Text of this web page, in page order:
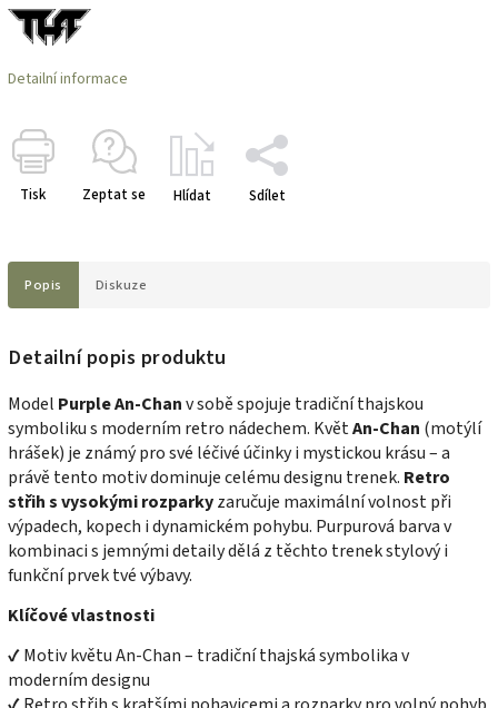
Detailní informace
Tisk Zeptat se Hlídat Sdílet
Popis Diskuze
Detailní popis produktu
Model Purple An-Chanv sobě spojuje tradiční thajskou
symboliku s moderním retro nádechem. KvětAn-Chan (motýlí
hrášek) je známý pro své léčivé účinky i mystickou krásu – a
právě tento motiv dominuje celému designu trenek. Retro
střih s vysokými rozparkyzaručuje maximální volnost při
výpadech, kopech i dynamickém pohybu. Purpurová barva v
kombinaci s jemnými detaily dělá z těchto trenek stylový i
funkční prvek tvé výbavy.
Klíčové vlastnosti
✔ Motiv květu An-Chan – tradiční thajská symbolika v
moderním designu